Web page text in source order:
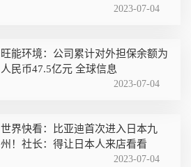
2023-07-04
旺能环境：公司累计对外担保余额为
人民币47.5亿元 全球信息
2023-07-04
世界快看：比亚迪首次进入日本九
州！社长：得让日本人来店看看
2023-07-04